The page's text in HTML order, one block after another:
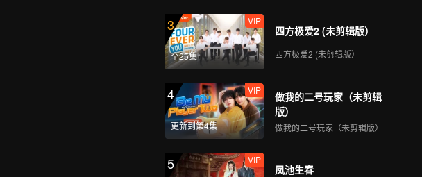
379
381
VIP
382
VIP
383
VIP VIP
385
VIP
3
全25集
VIP
四方极爱2 (未剪辑版）
四方极爱2 (未剪辑版）
4
更新到第4集
VIP
做我的二号玩家（未剪辑
版）
做我的二号玩家（未剪辑版）
5 VIP
凤池生春